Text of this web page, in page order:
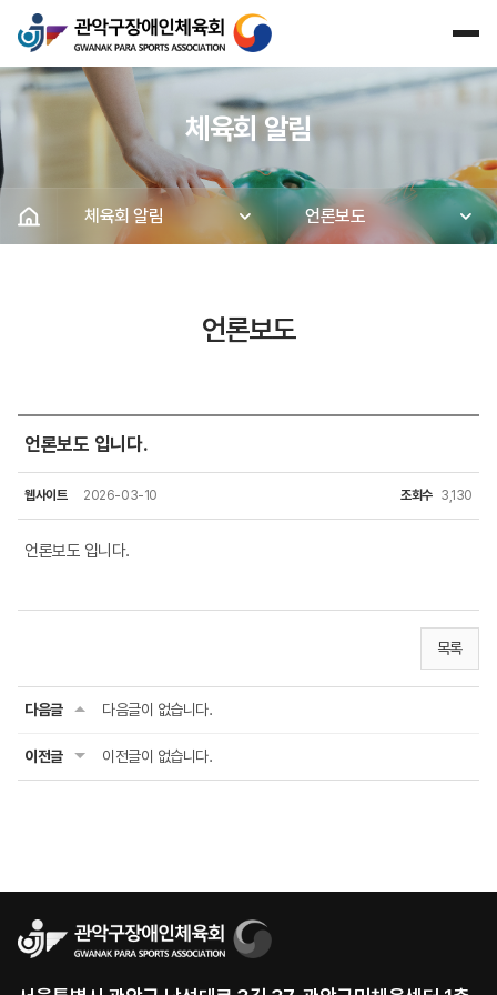
체육회 알림
체육회 알림 언론보도
언론보도
언론보도 입니다.
웹사이트 2026-03-10 조회수 3,130
언론보도 입니다.
목록
다음글 다음글이 없습니다.
이전글 이전글이 없습니다.